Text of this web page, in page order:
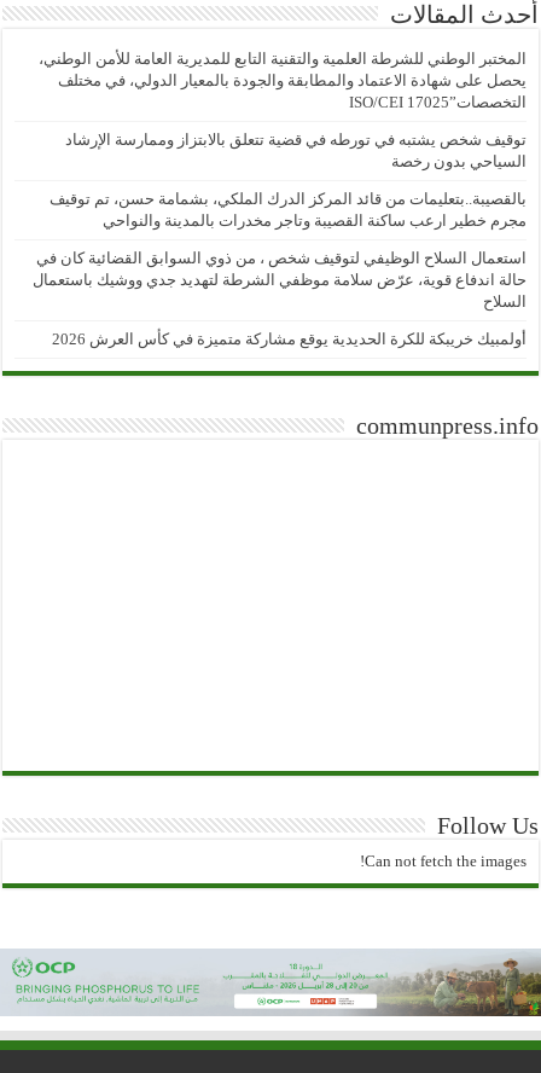
أحدث المقالات
المختبر الوطني للشرطة العلمية والتقنية التابع للمديرية العامة للأمن الوطني،
يحصل على شهادة الاعتماد والمطابقة والجودة بالمعيار الدولي، في مختلف
التخصصات”ISO/CEI 17025
توقيف شخص يشتبه في تورطه في قضية تتعلق بالابتزاز وممارسة الإرشاد
السياحي بدون رخصة
بالقصيبة..بتعليمات من قائد المركز الدرك الملكي، بشمامة حسن، تم توقيف
مجرم خطير ارعب ساكنة القصيبة وتاجر مخدرات بالمدينة والنواحي
استعمال السلاح الوظيفي لتوقيف شخص ، من ذوي السوابق القضائية كان في
حالة اندفاع قوية، عرّض سلامة موظفي الشرطة لتهديد جدي ووشيك باستعمال
السلاح
أولمبيك خريبكة للكرة الحديدية يوقع مشاركة متميزة في كأس العرش 2026
communpress.info
Follow Us
Can not fetch the images!